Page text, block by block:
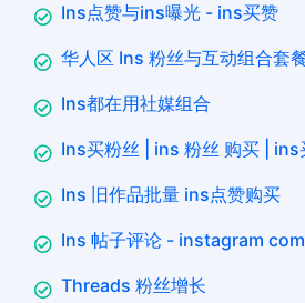
Ins点赞与ins曝光 - ins买赞
华人区 Ins 粉丝与互动组合套
Ins都在用社媒组合
Ins买粉丝 | ins 粉丝 购买 | ins
Ins 旧作品批量 ins点赞购买
Ins 帖子评论 - instagram
Threads 粉丝增长